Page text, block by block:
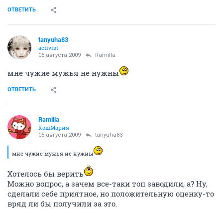
ОТВЕТИТЬ
tanyuha83
activist
05 августа 2009 Ramilla
мне чужие мужья не нужны
ОТВЕТИТЬ
Ramilla
КошМария
05 августа 2009 tanyuha83
мне чужие мужья не нужны
Хотелось бы верить
Можно вопрос, а зачем все-таки топ заводили, а? Ну,
сделали себе приятное, но положительную оценку-то
вряд ли бы получили за это.